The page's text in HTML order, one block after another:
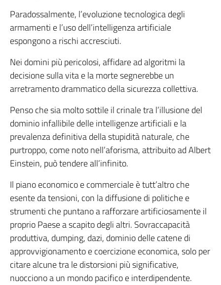
Paradossalmente, l’evoluzione tecnologica degli
armamenti e l’uso dell’intelligenza artificiale
espongono a rischi accresciuti.
Nei domini più pericolosi, affidare ad algoritmi la
decisione sulla vita e la morte segnerebbe un
arretramento drammatico della sicurezza collettiva.
Penso che sia molto sottile il crinale tra l’illusione del
dominio infallibile delle intelligenze artificiali e la
prevalenza definitiva della stupidità naturale, che
purtroppo, come noto nell’aforisma, attribuito ad Albert
Einstein, può tendere all’infinito.
Il piano economico e commerciale è tutt’altro che
esente da tensioni, con la diffusione di politiche e
strumenti che puntano a rafforzare artificiosamente il
proprio Paese a scapito degli altri. Sovraccapacità
produttiva, dumping, dazi, dominio delle catene di
approvvigionamento e coercizione economica, solo per
citare alcune tra le distorsioni più significative,
nuocciono a un mondo pacifico e interdipendente.